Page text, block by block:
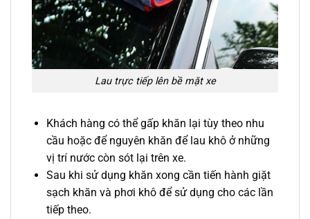
Lau trực tiếp lên bề mặt xe
Khách hàng có thể gấp khăn lại tùy theo nhu
cầu hoặc để nguyên khăn để lau khô ở những
vị trí nước còn sót lại trên xe.
Sau khi sử dụng khăn xong cần tiến hành giặt
sạch khăn và phơi khô để sử dụng cho các lần
tiếp theo.